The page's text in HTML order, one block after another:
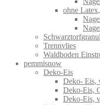
ohne
Trennvlies
Waldboden
pemmisnow
Deko-Eis
Deko- Eis,
Deko-Eis,
Deko-Eis,